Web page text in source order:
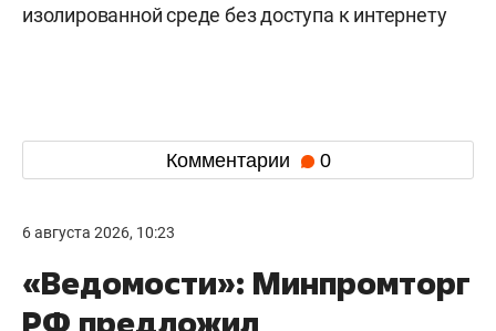
изолированной среде без доступа к интернету
Комментарии 0
6 августа 2026, 10:23
«Ведомости»: Минпромторг
РФ предложил